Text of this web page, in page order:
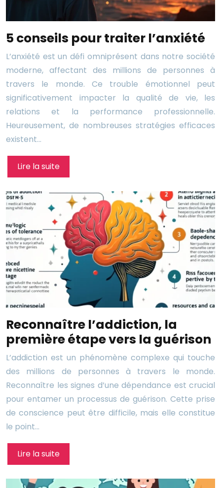
5 conseils pour traiter l’anxiété
L’anxiété est un défi omniprésent dans notre société
moderne, affectant des millions de personnes à
travers le monde. Ce trouble émotionnel peut
significativement impacter la qualité de vie, les
relations et la performance professionnelle.
Heureusement, de nombreuses stratégies efficaces
existent…
Lire la suite
Reconnaître l’addiction, la
première étape vers la guérison
L’addiction est un phénomène complexe qui touche
des millions de personnes à travers le monde.
Reconnaître les signes d’une dépendance est crucial
pour entamer un processus de guérison. Cette prise
de conscience peut être difficile, mais elle constitue
le point…
Lire la suite